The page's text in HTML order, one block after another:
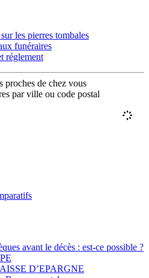
les pierres tombales
funéraires
réglement
proches de chez vous
par ville ou code postal
avant le décès : est-ce possible ?
D’EPARGNE